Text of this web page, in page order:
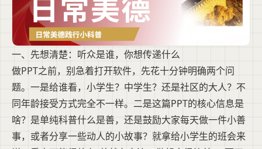
一、先想清楚：听众是谁，你想传递什么
做PPT之前，别急着打开软件，先花十分钟明确两个问
题。一是给谁看，小学生？中学生？还是社区的大人？不
同年龄接受方式完全不一样。二是这篇PPT的核心信息是
啥？是单纯科普什么是善，还是鼓励大家每天做一件小善
事，或者分享一些动人的小故事？就拿给小学生的班会来